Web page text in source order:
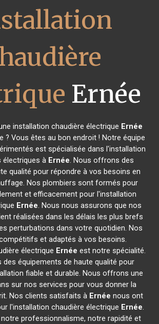
Ernée
installation chaudière électrique Ernée
? Vous êtes au bon endroit ! Notre équipe
est spécialisée dans l'installation
électriques à Ernée. Nous offrons des
qualité pour répondre à vos besoins en
Nos plombiers sont formés pour
et efficacement pour l'installation
Ernée. Nous nous assurons que nos
réalisées dans les délais les plus brefs
perturbations dans votre quotidien. Nos
et adaptés à vos besoins.
électrique Ernée est notre spécialité.
des équipements de haute qualité pour
fiable et durable. Nous offrons une
sur nos services pour vous donner la
Nos clients satisfaits à Ernée nous ont
l'installation chaudière électrique Ernée.
professionnalisme, notre rapidité et